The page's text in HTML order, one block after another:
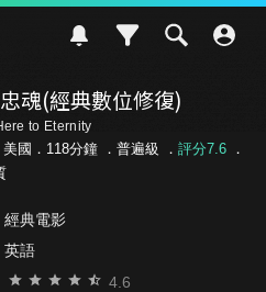
魂(經典數位修復)
to Eternity
國．118分鐘 ． 普遍級 ． 評分7.6．
經典電影
英語
4.6